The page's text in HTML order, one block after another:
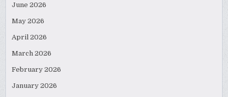
June 2026
May 2026
April 2026
March 2026
February 2026
January 2026